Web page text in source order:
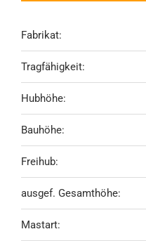
Fabrikat:
Tragfähigkeit:
Hubhöhe:
Bauhöhe:
Freihub:
ausgef. Gesamthöhe:
Mastart: